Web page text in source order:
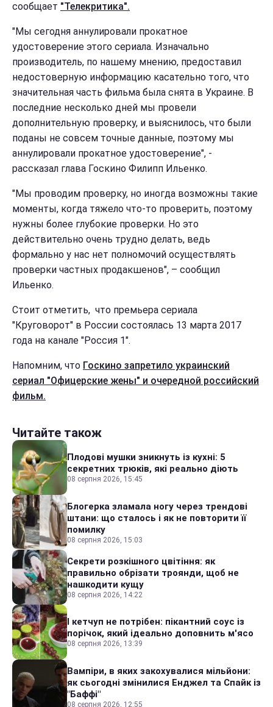
сообщает "Телекритика".
"Мы сегодня аннулировали прокатное
удостоверение этого сериала. Изначально
производитель, по нашему мнению, предоставил
недостоверную информацию касательно того, что
значительная часть фильма была снята в Украине. В
последние несколько дней мы провели
дополнительную проверку, и выяснилось, что были
поданы не совсем точные данные, поэтому мы
аннулировали прокатное удостоверение", -
рассказал глава Госкино Филипп Ильенко.
"Мы проводим проверку, но иногда возможны такие
моменты, когда тяжело что-то проверить, поэтому
нужны более глубокие проверки. Но это
действительно очень трудно делать, ведь
формально у нас нет полномочий осуществлять
проверки частных продакшенов", – сообщил
Ильенко.
Стоит отметить, что премьера сериала
"Круговорот" в России состоялась 13 марта 2017
года на канале "Россия 1".
Напомним, что Госкино запретило украинский
сериал "Офицерские жены" и очередной российский
фильм.
Читайте також
Плодові мушки зникнуть із кухні: 5
секретних трюків, які реально діють
08 серпня 2026, 15:45
Блогерка зламала ногу через трендові
штани: що сталось і як не повторити її
помилку
08 серпня 2026, 15:03
Секрети розкішного цвітіння: як
правильно обрізати троянди, щоб не
нашкодити кущу
08 серпня 2026, 14:22
І кетчуп не потрібен: пікантний соус із
порічок, який ідеально доповнить м'ясо
08 серпня 2026, 13:39
Вампіри, в яких закохувалися мільйони:
як сьогодні змінилися Енджел та Спайк із
"Баффі"
08 серпня 2026, 12:55